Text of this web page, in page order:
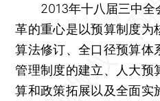
2013年十八届三中全
革的重心是以预算制度为
算法修订、全口径预算体
管理制度的建立、人大预
算和政策拓展以及全面实